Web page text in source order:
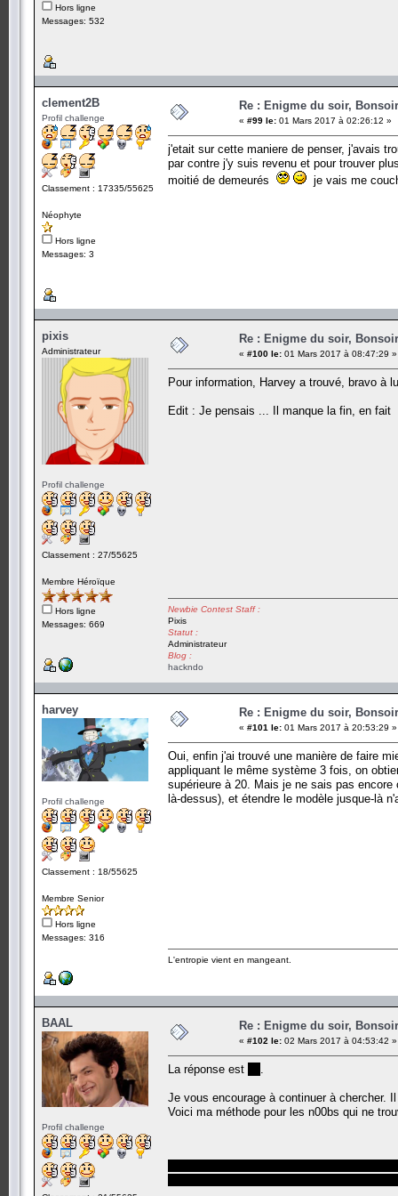
Hors ligne
Messages: 532
clement2B
Profil challenge
Classement : 17335/55625
Néophyte
Hors ligne
Messages: 3
Re : Enigme du soir,
« #99 le: 01 Mars 2017 à 02:26:12 »
j'etait sur cette maniere de penser, j'avais
par contre j'y suis revenu et pour trouver
moitié de demeurés
je vais me
pixis
Administrateur
Profil challenge
Classement : 27/55625
Membre Héroïque
Hors ligne
Messages: 669
Re : Enigme du soir,
« #100 le: 01 Mars 2017 à 08:47:29 »
Pour information, Harvey a trouvé, bravo à
Edit : Je pensais ... Il manque la fin, en fait
Newbie Contest Staff :
Pixis
Statut :
Administrateur
Blog :
hackndo
harvey
Profil challenge
Classement : 18/55625
Membre Senior
Hors ligne
Messages: 316
Re : Enigme du soir,
« #101 le: 01 Mars 2017 à 20:53:29 »
Oui, enfin j'ai trouvé une manière de faire
appliquant le même système 3 fois, on
supérieure à 20. Mais je ne sais pas
là-dessus), et étendre le modèle jusque-là
L'entropie vient en mangeant.
BAAL
Profil challenge
Re : Enigme du soir,
« #102 le: 02 Mars 2017 à 04:53:42 »
La réponse est
Je vous encourage à continuer à chercher.
Voici ma méthode pour les n00bs qui ne